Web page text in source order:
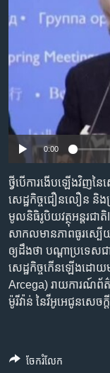
ទៅ​
រចនា
សម្ព័ន្ធ​
រំលង​
និង​
ចូល​
ទៅ​
ស្វែង​
រក
វិទ្យុ / ផតខាសថ៍
Khmer English
បណ្តាញ​សង្គម
ភាសា
No
0:00
ថ្វីបើ​ការងើប​ឡើង​វិញ​នៃ​ស
សេដ្ឋកិច្ច​ជឿនលឿន និ
មូលនិធិ​រូបិយ​វត្ថុ​អន្តរជាតិ​
សាកល​មាន​ភាពធូរស្បើយ​
ឲ្យ​ដឹង​ថា បណ្តា​ប្រទេស​ជា​
សេដ្ឋកិច្ច​កើន​ឡើង​ដោ
Arcega) រាយការណ៍​ព័
ម៉ូរីវ៉ាន់ នៃ​វីអូអេ​ជូន​សេច
ចែករំលែក